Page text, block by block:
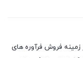
21 سال سابقه در زمینه فروش فرآوره های